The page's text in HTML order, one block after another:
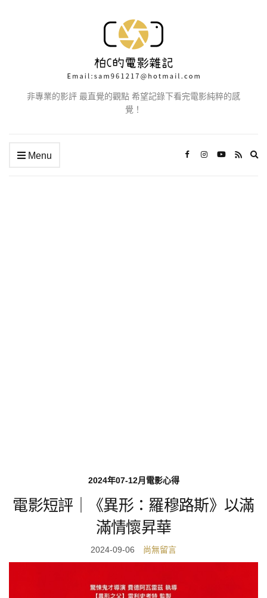
非專業的影評 最直覺的觀點 希望記錄下看完電影純粹的感
覺！
Menu
2024年07-12月電影心得
電影短評｜《異形：羅穆路斯》以滿
滿情懷昇華
2024-09-06 尚無留言